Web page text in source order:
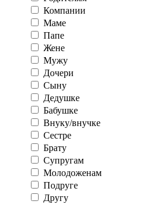
Компании
Маме
Папе
Жене
Мужу
Дочери
Сыну
Дедушке
Бабушке
Внуку/внучке
Сестре
Брату
Супругам
Молодоженам
Подруге
Другу